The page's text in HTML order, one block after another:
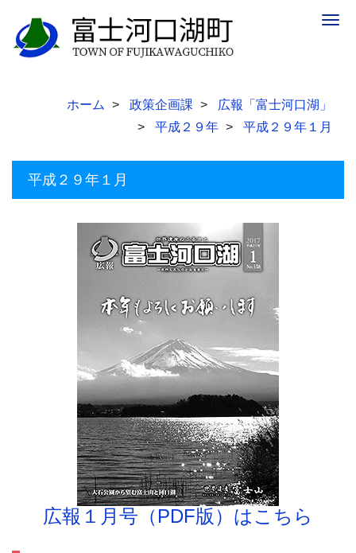
ホーム 政策企画課
広報「富士河口湖」
平成２９年
平成２９年１月
平成２９年１月
広報１月号（PDF版）はこちら